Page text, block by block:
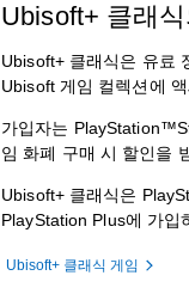
Ubisoft+ 클래
Ubisoft+ 클래식은 유료
Ubisoft 게임 컬렉션에
가입자는
임 화폐 구매 시 할인을
Ubisoft+ 클래식은
PlayStation Plus에 가입
Ubisoft+ 클래식 게임